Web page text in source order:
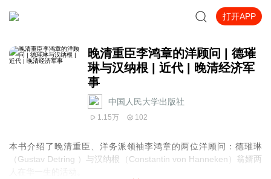
打开APP
晚清重臣李鸿章的洋顾问 | 德璀
琳与汉纳根 | 近代 | 晚清经济军
事
中国人民大学出版社
1.15万 102
本书介绍了晚清重臣、洋务派领袖李鸿章的两位洋顾问：德璀琳
（Gustav Detring ）与汉纳根（Constantin von Hanneken）翁婿两